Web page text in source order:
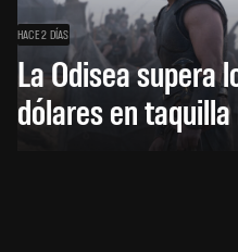
HACE 2 DÍAS
La Odisea supera
dólares en